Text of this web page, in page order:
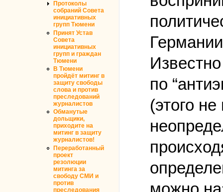
Протоколы
собраний Совета
инициативных
групп Тюмени
Принят Устав
Совета
инициативных
групп и граждан
Тюмени
В Тюмени
пройдёт митинг в
защиту свободы
слова и против
преследований
журналистов
Обманутые
дольщики,
приходите на
митинг в защиту
журналистов!
Переработанный
проект
резолюции
митинга за
свободу СМИ и
против
преследования
по
(этого